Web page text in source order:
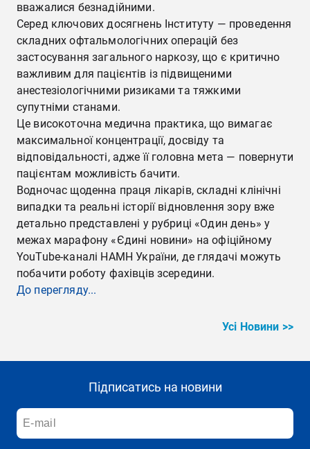
вважалися безнадійними.
Серед ключових досягнень Інституту — проведення
складних офтальмологічних операцій без
застосування загального наркозу, що є критично
важливим для пацієнтів із підвищеними
анестезіологічними ризиками та тяжкими
супутніми станами.
Це високоточна медична практика, що вимагає
максимальної концентрації, досвіду та
відповідальності, адже її головна мета — повернути
пацієнтам можливість бачити.
Водночас щоденна праця лікарів, складні клінічні
випадки та реальні історії відновлення зору вже
детально представлені у рубриці «Один день» у
межах марафону «Єдині новини» на офіційному
YouTube-каналі НАМН України, де глядачі можуть
побачити роботу фахівців зсередини.
До перегляду...
Усі Новини >>
Підписатись на новини